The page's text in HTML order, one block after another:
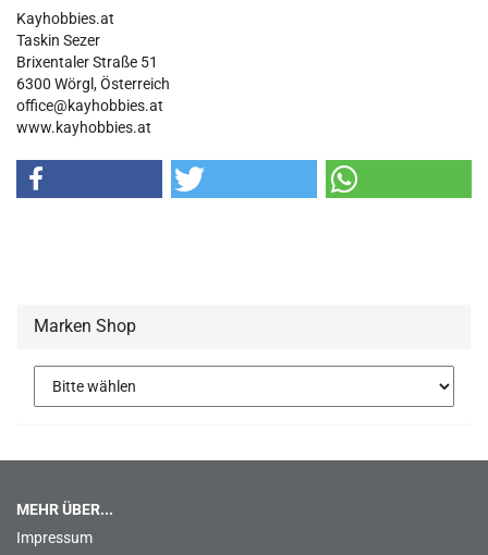
Kayhobbies.at
Taskin Sezer
Brixentaler Straße 51
6300 Wörgl, Österreich
office@kayhobbies.at
www.kayhobbies.at
Marken Shop
MEHR ÜBER...
Impressum